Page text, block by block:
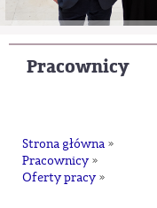
Pracownicy
Strona główna »
Pracownicy »
Oferty pracy »